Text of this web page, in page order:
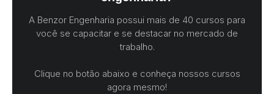
A Benzor Engenharia possui mais de 40 cursos para
você se capacitar e se destacar no mercado de
trabalho.
Clique no botão abaixo e conheça nossos cursos
agora mesmo!